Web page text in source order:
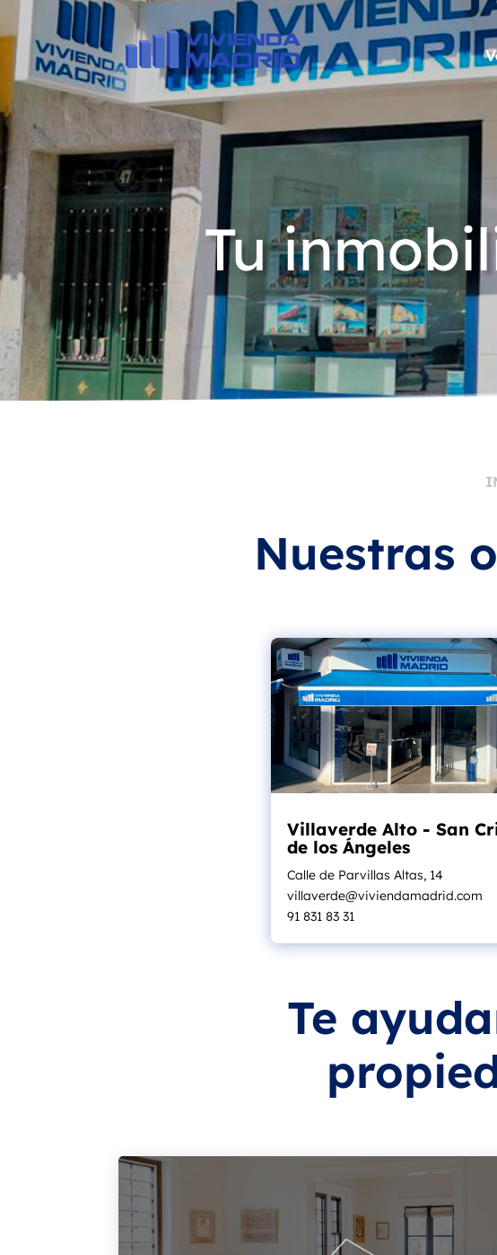
Tu
Nuestras
Villaverde Alto - San
de los Ángeles
Calle de Parvillas Altas, 14
villaverde@viviendamadrid.com
91 831 83 31
Te